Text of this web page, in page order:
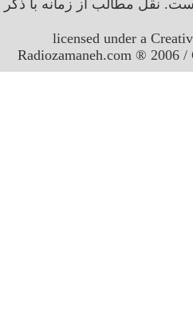
نقل مطالب از زمانه با ذکر
licensed under a